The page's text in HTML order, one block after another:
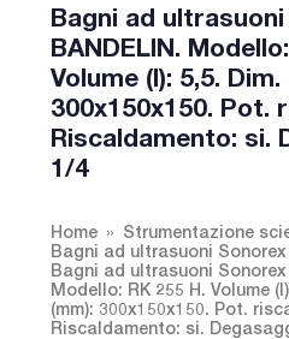
Bagni ad
BANDELIN.
Volume (l): 5,5.
300x150x150. Pot.
Riscaldamento: si.
1/4
Home Strumentazione
Bagni ad ultrasuoni
Bagni ad ultrasuoni Sonorex
Modello: RK 255 H. Volume
(mm): 300x150x150. Pot.
Riscaldamento: si.